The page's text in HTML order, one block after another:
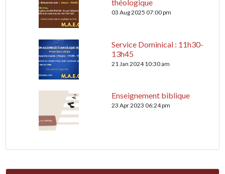
théologique
03 Aug 2025 07:00 pm
Service Dominical : 11h30-
13h45
21 Jan 2024 10:30 am
Enseignement biblique
23 Apr 2023 06:24 pm